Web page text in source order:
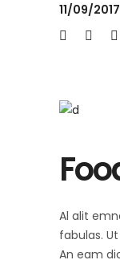
11/09/2017
Al alit
fabulas.
An eam